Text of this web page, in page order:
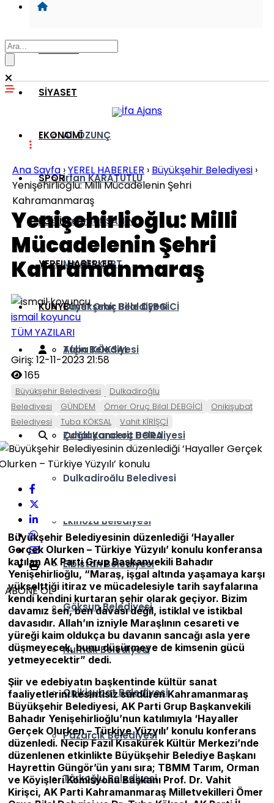
GÜNDEM
SİYASET
Ali ÖZUNÇ
İrfan KARATUTLU
Mehmet ŞAHİN
Mevlüt KURT
Ömer Oruç Bilal DEBGİCİ
Tuba KÖKSAL
Vahit KİRİŞÇİ
Zuhal Karakoç DORA
EKONOMİ
SPOR
EĞİTİM
YEREL HABERLER
Büyükşehir Belediyesi
Afşin Belediyesi
Andırın Belediyesi
Çağlayancerit Belediyesi
Dulkadiroğlu Belediyesi
Ekinözü Belediyesi
Elbistan Belediyesi
Göksun Belediyesi
Nurhak Belediyesi
Onikişubat Belediyesi
Pazarcık Belediyesi
Türkoğlu Belediyesi
KÜNYE
Ana Sayfa ›YEREL HABERLER › Büyükşehir Belediyesi ›
Yenişehirlioğlu: Milli Mücadelenin Şehri
Kahramanmaraş
Yenişehirlioğlu: Milli
Mücadelenin Şehri
Kahramanmaraş
ismail koyuncu
TÜM YAZILARI
Giriş: 12-11-2023 21:58
165
Büyükşehir Belediyesi
Dulkadiroğlu
Belediyesi
GÜNDEM Ömer Oruç Bilal DEBGİCİ
Onikişubat
Belediyesi
Tuba KÖKSAL Vahit KİRİŞÇİ
ABONE OL
Büyükşehir Belediyesinin düzenlediği ‘Hayaller
Gerçek Olurken – Türkiye Yüzyılı’ konulu konferansa
katılan AK Parti Grup Başkanvekili Bahadır
Yenişehirlioğlu, “Maraş, işgal altında yaşamaya karşı
yükselttiği itiraz ve mücadelesiyle tarih sayfalarına
kendi kendini kurtaran şehir olarak geçiyor. Bizim
davamız sen, ben davası değil, istiklal ve istikbal
davasıdır. Allah’ın izniyle Maraşlının cesareti ve
yüreği kaim oldukça bu davanın sancağı asla yere
düşmeyecek, bunu düşürmeye de kimsenin gücü
yetmeyecektir” dedi.
Şiir ve edebiyatın başkentinde kültür sanat
faaliyetlerini kesintisiz sürdüren Kahramanmaraş
Büyükşehir Belediyesi, AK Parti Grup Başkanvekili
Bahadır Yenişehirlioğlu’nun katılımıyla ‘Hayaller
Gerçek Olurken – Türkiye Yüzyılı’ konulu konferans
düzenledi. Necip Fazıl Kısakürek Kültür Merkezi’nde
düzenlenen etkinlikte Büyükşehir Belediye Başkanı
Hayrettin Güngör’ün yanı sıra; TBMM Tarım, Orman
ve Köyişleri Komisyonu Başkanı Prof. Dr. Vahit
Kirişci, AK Parti Kahramanmaraş Milletvekilleri Ömer